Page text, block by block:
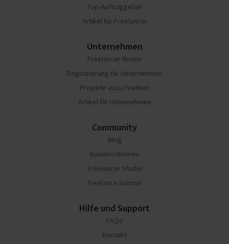
Top-Auftraggeber
Artikel für Freelancer
Unternehmen
Freelancer finden
Registrierung für Unternehmen
Projekte ausschreiben
Artikel für Unternehmen
Community
Blog
Kundenstimmen
Freelancer Studie
freelance summit
Hilfe und Support
FAQs
Kontakt